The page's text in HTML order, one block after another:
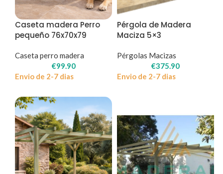
Caseta madera Perro
pequeño 76x70x79
Caseta perro madera
€99.90
Envio de 2-7 dias
Pérgola de Madera
Maciza 5×3
Pérgolas Macizas
€375.90
Envio de 2-7 dias